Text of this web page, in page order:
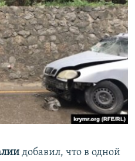
добавил, что в одной